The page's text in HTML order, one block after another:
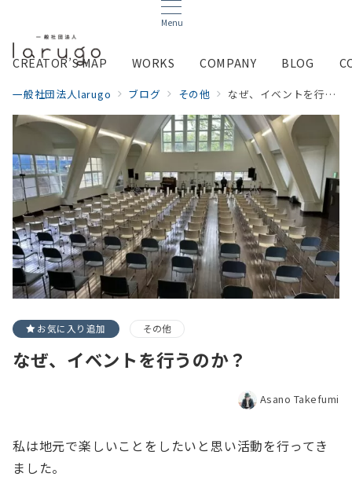
Menu
CREATOR’S MAP WORKS COMPANY BLOG
一般社団法人larugo ブログ その他 なぜ、イベントを行うのか？
お気に入り追加 その他
なぜ、イベントを行うのか？
Asano Takefumi
私は地元で楽しいことをしたいと思い活動を行ってき
ました。